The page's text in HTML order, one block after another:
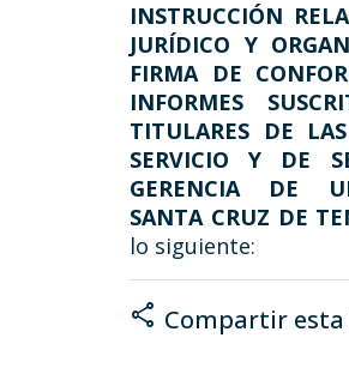
INSTRUCCIÓN
JURÍDICO Y
FIRMA DE
INFORMES
TITULARES DE
SERVICIO Y DE
GERENCIA DE
SANTA CRUZ DE
lo siguiente:
share Compartir